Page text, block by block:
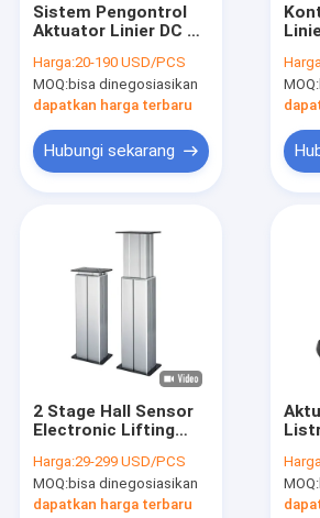
Kontrol kualitas
Hubungi kami
Permintaan Penawaran
Aktuator Linier Listrik
Aktuator Linier Tugas Berat
Aktuator Kolom Pengangkat
Sistem Pengontrol
Aktuator Linier DC 24
Harga:20-190 USD/PCS
MOQ:bisa dinegosiasikan
dapatkan harga terbaru
Hubungi sekarang
MOQ:
2 Stage Hall Sensor
Electronic Lifting
Meja Operasi 4500N
Harga:29-299 USD/PCS
MOQ:bisa dinegosiasikan
dapatkan harga terbaru
MOQ: